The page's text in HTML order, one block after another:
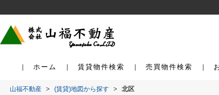
ホーム 賃貸物件検索 売買物件検索
山福不動産 > (賃貸)地図から探す > 北区